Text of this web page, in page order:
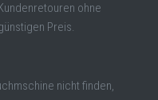
ohne
Preis.
nicht finden,